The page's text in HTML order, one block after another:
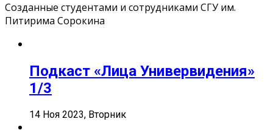
Созданные студентами и сотрудниками СГУ им.
Питирима Сорокина
Подкаст «Лица Универвидения»
1/3
14 Ноя 2023, Вторник